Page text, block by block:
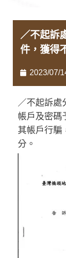
／不起訴
件，獲得
2023/07/
／不起訴處
帳戶及密碼
其帳戶行騙
分。